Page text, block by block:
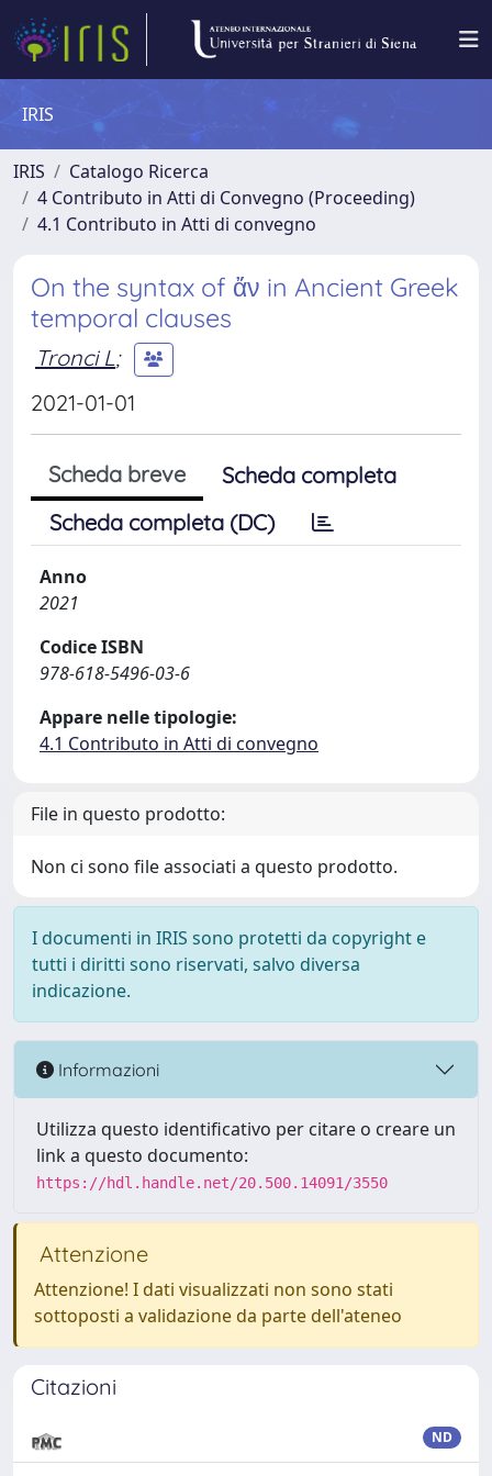
IRIS
IRIS
Catalogo Ricerca
4 Contributo in Atti di Convegno (Proceeding)
4.1 Contributo in Atti di convegno
On the syntax of ἄν in Ancient Greek
temporal clauses
Tronci L;
2021-01-01
Scheda breve
Scheda completa
Scheda completa (DC)
Anno
2021
Codice ISBN
978-618-5496-03-6
Appare nelle tipologie:
4.1 Contributo in Atti di convegno
File in questo prodotto:
Non ci sono file associati a questo prodotto.
I documenti in IRIS sono protetti da copyright e
tutti i diritti sono riservati, salvo diversa
indicazione.
Informazioni
Utilizza questo identificativo per citare o creare un
link a questo documento:
https://hdl.handle.net/20.500.14091/3550
Attenzione
Attenzione! I dati visualizzati non sono stati
sottoposti a validazione da parte dell'ateneo
Citazioni
ND